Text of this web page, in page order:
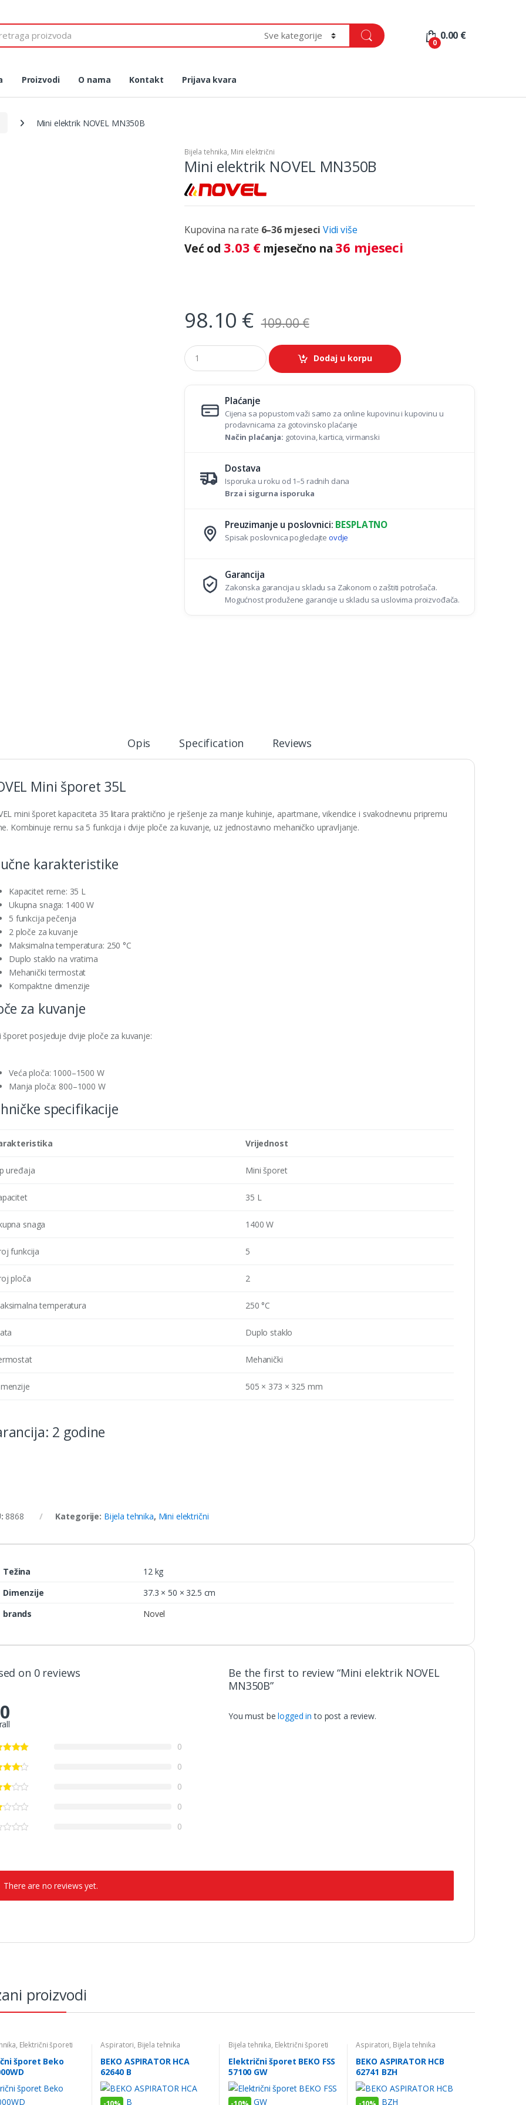
for:
0
0.00 €
Proizvodi O nama Kontakt Prijava kvara
Mini elektrik NOVEL MN350B
Bijela tehnika, Mini električni
Mini elektrik NOVEL MN350B
Kupovina na rate 6–36 mjeseci Vidi više
Već od 3.03 € mjesečno na 36 mjeseci
98.10 € 109.00€
Q
u
a
Dodaj u korpu
Plaćanje
Cijena sa popustom važi samo za online kupovinu i kupovinu u
prodavnicama za gotovinsko plaćanje
Način plaćanja: gotovina, kartica, virmanski
Dostava
Isporuka u roku od 1–5 radnih dana
Brza i sigurna isporuka
Preuzimanje u poslovnici: BESPLATNO
Spisak poslovnica pogledajte ovdje
Garancija
Zakonska garancija u skladu sa Zakonom o zaštiti potrošača.
Mogućnost produžene garancije u skladu sa uslovima proizvođača.
Opis Specification Reviews
Mini šporet 35L
mini šporet kapaciteta 35 litara praktično je rješenje za manje kuhinje, apartmane, vikendice i svakodnevnu pripremu
Kombinuje rernu sa 5 funkcija i dvije ploče za kuvanje, uz jednostavno mehaničko upravljanje.
karakteristike
Kapacitet rerne: 35 L
Ukupna snaga: 1400 W
5 funkcija pečenja
2 ploče za kuvanje
Maksimalna temperatura: 250 °C
Duplo staklo na vratima
Mehanički termostat
Kompaktne dimenzije
za kuvanje
šporet posjeduje dvije ploče za kuvanje:
Veća ploča: 1000–1500 W
Manja ploča: 800–1000 W
specifikacije
Vrijednost
uređaja Mini šporet
35 L
snaga 1400 W
funkcija 5
ploča 2
temperatura 250 °C
Duplo staklo
Mehanički
505 × 373 × 325 mm
2 godine
8868 Kategorije: Bijela tehnika, Mini električni
Težina
12 kg
Dimenzije
37.3 × 50 × 32.5 cm
brands
Novel
on 0 reviews
0
0
0
0
0
Be the first to review “Mini elektrik NOVEL
MN350B”
You must belogged in to post a review.
There are no reviews yet.
proizvodi
, Električni šporeti
šporet Beko
Aspiratori, Bijela tehnika
BEKO ASPIRATOR HCA
62640 B
Bijela tehnika, Električni šporeti
Električni šporet BEKO FSS
57100 GW
Aspiratori, Bijela tehnika
BEKO ASPIRATOR HCB
62741 BZH